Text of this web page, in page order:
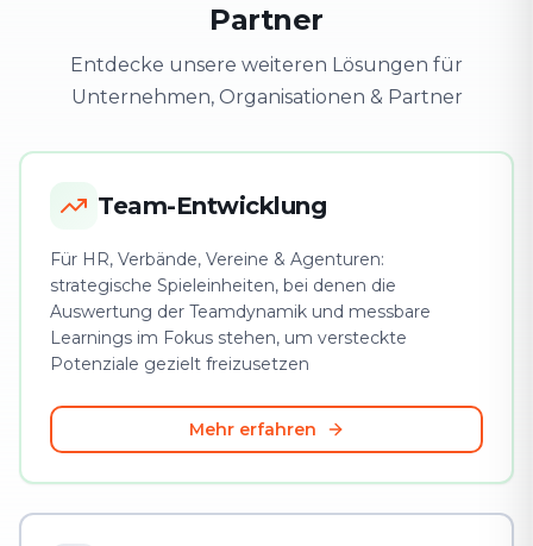
Partner
Entdecke unsere weiteren Lösungen für
Unternehmen, Organisationen & Partner
Team-Entwicklung
Für HR, Verbände, Vereine & Agenturen:
strategische Spieleinheiten, bei denen die
Auswertung der Teamdynamik und messbare
Learnings im Fokus stehen, um versteckte
Potenziale gezielt freizusetzen
Mehr erfahren